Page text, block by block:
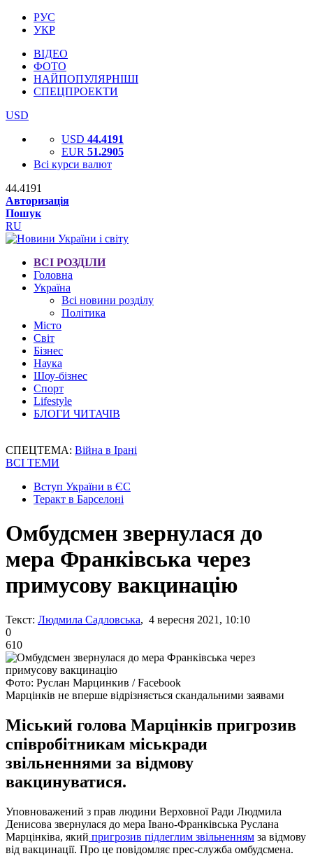
РУС
УКР
ВІДЕО
ФОТО
НАЙПОПУЛЯРНІШІ
СПЕЦПРОЕКТИ
USD
USD 44.4191
EUR 51.2905
Всі курси валют
44.4191
Авторизація
Пошук
RU
ВСІ РОЗДІЛИ
Головна
Україна
Всі новини розділу
Політика
Місто
Світ
Бізнес
Наука
Шоу-бізнес
Спорт
Lifestyle
БЛОГИ ЧИТАЧІВ
СПЕЦТЕМА: Війна в Ірані
ВСІ ТЕМИ
Вступ України в ЄС
Теракт в Барселоні
Омбудсмен звернулася до
мера Франківська через
примусову вакцинацію
Текст: Людмила Садловська, 4 вересня 2021, 10:10
0
610
Фото: Руслан Марцинкив / Facebook
Марцінків не вперше відрізняється скандальними заявами
Міський голова Марцінків пригрозив
співробітникам міськради
звільненнями за відмову
вакцинуватися.
Уповноважений з прав людини Верховної Ради Людмила
Денисова звернулася до мера Івано-Франківська Руслана
Марцінківа, який пригрозив підлеглим звільненням за відмову
від вакцинації. Про це повідомляє прес-служба омбудсмена.